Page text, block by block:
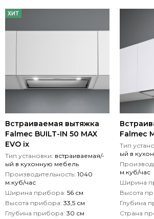
ХИТ
Встраиваемая вытяжка
Falmec BUILT-IN 50 MAX
EVO ix
Тип установки: встраиваемая/-
ый в кухонную мебель
Производительность: 1040
м.куб/час
Ширина прибора: 56 см
Высота прибора: 33,5 см
Глубина прибора: 30 см
Falmec
Тип
ый в
м.куб/час
Ширина
Высота
Глубина
Страна